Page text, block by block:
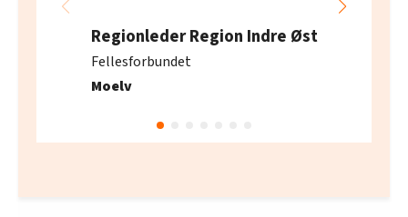
Regionleder Region Indre Øst
Fellesforbundet
Moelv